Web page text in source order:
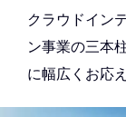
クラウドイン
ン事業の三本
に幅広くお応